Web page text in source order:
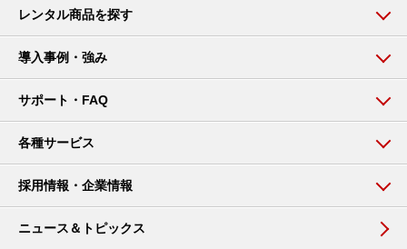
レンタル商品を探す
導入事例・強み
サポート・FAQ
各種サービス
採用情報・企業情報
ニュース＆トピックス